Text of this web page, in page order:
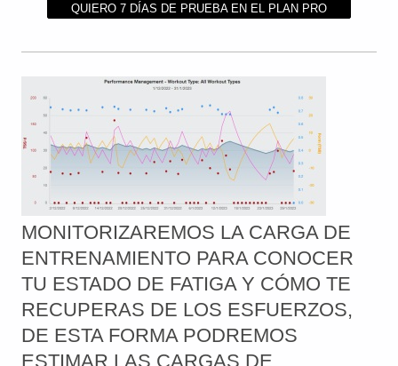
QUIERO 7 DÍAS DE PRUEBA EN EL PLAN PRO
MONITORIZAREMOS LA CARGA DE
ENTRENAMIENTO PARA CONOCER
TU ESTADO DE FATIGA Y CÓMO TE
RECUPERAS DE LOS ESFUERZOS,
DE ESTA FORMA PODREMOS
ESTIMAR LAS CARGAS DE